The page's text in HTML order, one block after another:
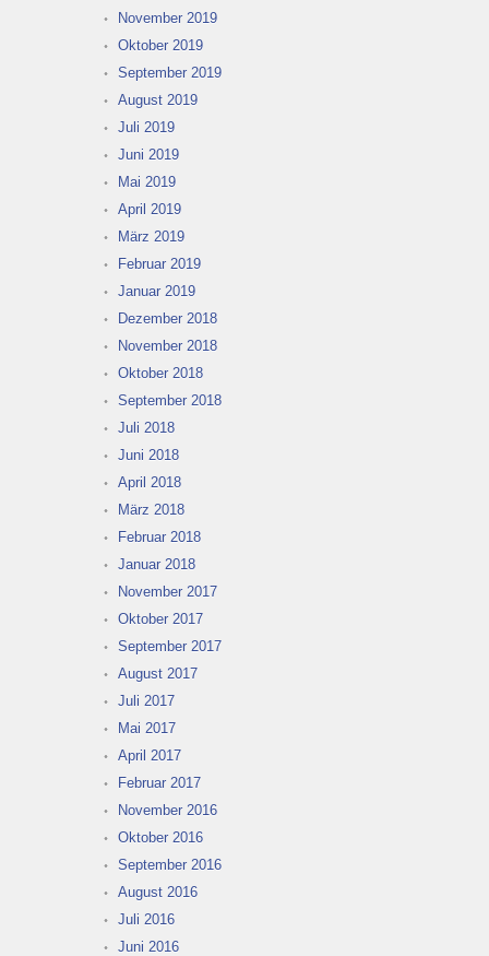
November 2019
Oktober 2019
September 2019
August 2019
Juli 2019
Juni 2019
Mai 2019
April 2019
März 2019
Februar 2019
Januar 2019
Dezember 2018
November 2018
Oktober 2018
September 2018
Juli 2018
Juni 2018
April 2018
März 2018
Februar 2018
Januar 2018
November 2017
Oktober 2017
September 2017
August 2017
Juli 2017
Mai 2017
April 2017
Februar 2017
November 2016
Oktober 2016
September 2016
August 2016
Juli 2016
Juni 2016